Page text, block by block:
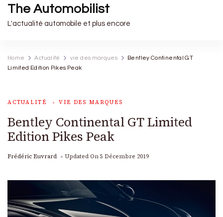
The Automobilist
L'actualité automobile et plus encore
Home Actualité vie des marques
Bentley Continental GT
Limited Edition Pikes Peak
ACTUALITÉ VIE DES MARQUES
Bentley Continental GT Limited
Edition Pikes Peak
Frédéric Euvrard Updated On5 Décembre 2019